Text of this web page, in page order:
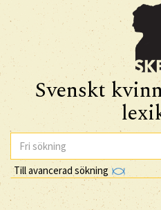
Svenskt
Till avancerad sökning